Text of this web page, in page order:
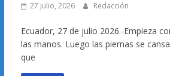
27 julio, 2026 Redacción
Ecuador, 27 de julio 2026.-Empieza
las manos. Luego las piernas se
que